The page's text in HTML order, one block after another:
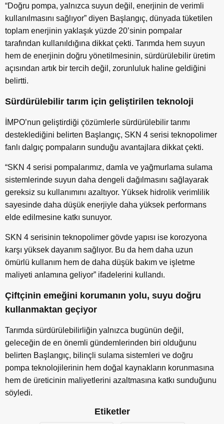
“Doğru pompa, yalnızca suyun değil, enerjinin de verimli
kullanılmasını sağlıyor” diyen Başlangıç, dünyada tüketilen
toplam enerjinin yaklaşık yüzde 20’sinin pompalar
tarafından kullanıldığına dikkat çekti. Tarımda hem suyun
hem de enerjinin doğru yönetilmesinin, sürdürülebilir üretim
açısından artık bir tercih değil, zorunluluk haline geldiğini
belirtti.
Sürdürülebilir tarım için geliştirilen teknoloji
İMPO’nun geliştirdiği çözümlerle sürdürülebilir tarımı
desteklediğini belirten Başlangıç, SKN 4 serisi teknopolimer
fanlı dalgıç pompaların sunduğu avantajlara dikkat çekti.
“SKN 4 serisi pompalarımız, damla ve yağmurlama sulama
sistemlerinde suyun daha dengeli dağılmasını sağlayarak
gereksiz su kullanımını azaltıyor. Yüksek hidrolik verimlilik
sayesinde daha düşük enerjiyle daha yüksek performans
elde edilmesine katkı sunuyor.
SKN 4 serisinin teknopolimer gövde yapısı ise korozyona
karşı yüksek dayanım sağlıyor. Bu da hem daha uzun
ömürlü kullanım hem de daha düşük bakım ve işletme
maliyeti anlamına geliyor” ifadelerini kullandı.
Çiftçinin emeğini korumanın yolu, suyu doğru
kullanmaktan geçiyor
Tarımda sürdürülebilirliğin yalnızca bugünün değil,
geleceğin de en önemli gündemlerinden biri olduğunu
belirten Başlangıç, bilinçli sulama sistemleri ve doğru
pompa teknolojilerinin hem doğal kaynakların korunmasına
hem de üreticinin maliyetlerini azaltmasına katkı sunduğunu
söyledi.
Etiketler